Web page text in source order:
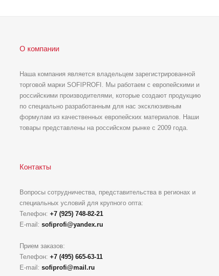
О компании
Наша компания является владельцем зарегистрированной
торговой марки SOFIPROFI. Мы работаем с европейскими и
российскими производителями, которые создают продукцию
по специально разработанным для нас эксклюзивным
формулам из качественных европейских материалов. Наши
товары представлены на российском рынке с 2009 года.
Контакты
Вопросы сотрудничества, представительства в регионах и
специальных условий для крупного опта:
Телефон: +7 (925) 748-82-21
E-mail: sofiprofi@yandex.ru
Прием заказов:
Телефон: +7 (495) 665-63-11
E-mail: sofiprofi@mail.ru